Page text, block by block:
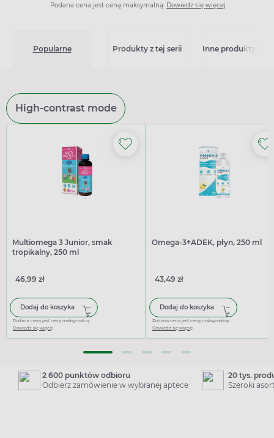
Podana cena jest ceną maksymalną. Dowiedz się więcej
Popularne Produkty z tej serii Inne produkty z
High-contrast mode
Multiomega 3 Junior, smak
tropikalny, 250 ml
46,99 zł
Dodaj do koszyka
Podana cena jest ceną maksymalną
Dowiedz się więcej
Omega-3+ADEK, płyn, 250 ml
43,49 zł
Dodaj do koszyka
Podana cena jest ceną maksymalną
Dowiedz się więcej
2 600 punktów odbioru
Odbierz zamówienie w wybranej aptece
20 tys.
Szeroki